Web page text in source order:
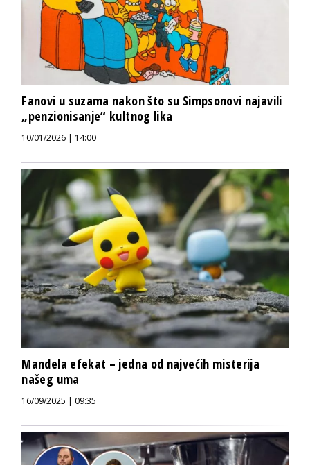
Fanovi u suzama nakon što su Simpsonovi najavili
„penzionisanje“ kultnog lika
10/01/2026 | 14:00
Mandela efekat – jedna od najvećih misterija
našeg uma
16/09/2025 | 09:35